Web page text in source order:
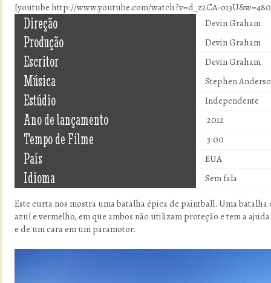
[youtube http://www.youtube.com/watch?v=d_z2CA-
Direção Devin Graham
Produção Devin Graham
Escritor Devin Graham
Música Stephen
Estúdio Independente
Ano de lançamento 2012
Tempo de Filme 3:00
País EUA
Idioma Sem fala
Este curta nos mostra uma batalha épica de paintball. Uma batalha
azul e vermelho, em que ambos não utilizam proteção e tem a
e de um cara em um paramotor.